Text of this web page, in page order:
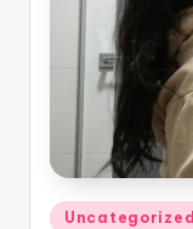
Publicado
Uncategorized